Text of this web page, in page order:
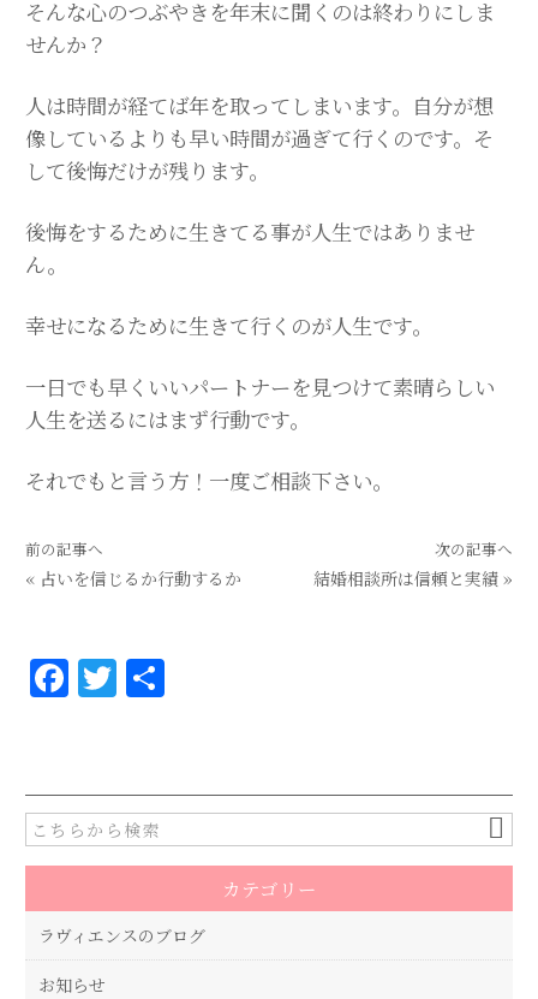
そんな心のつぶやきを年末に聞くのは終わりにしま
せんか？
人は時間が経てば年を取ってしまいます。自分が想
像しているよりも早い時間が過ぎて行くのです。そ
して後悔だけが残ります。
後悔をするために生きてる事が人生ではありませ
ん。
幸せになるために生きて行くのが人生です。
一日でも早くいいパートナーを見つけて素晴らしい
人生を送るにはまず行動です。
それでもと言う方！一度ご相談下さい。
前の記事へ
« 占いを信じるか行動するか
次の記事へ
結婚相談所は信頼と実績 »
F
a
e
b
o
o
k
T
w
te
r
カテゴリー
ラヴィエンスのブログ
お知らせ